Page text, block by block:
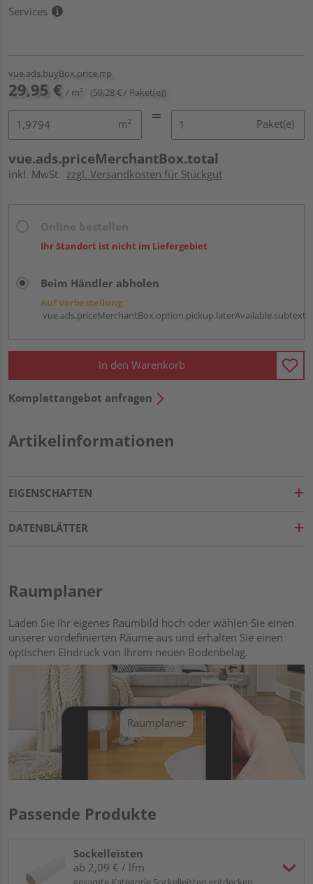
Services
vue.ads.buyBox.price.rrp
29,95 € / m² (59,28 € / Paket(e))
m² Paket(e)
vue.ads.priceMerchantBox.total
inkl. MwSt. zzgl. Versandkosten für Stückgut
Ihr Standort ist nicht im Liefergebiet
Beim Händler abholen
Auf Vorbestellung:
vue.ads.priceMerchantBox.option.pickup.laterAvailable.subtext
In den Warenkorb
Komplettangebot anfragen
Artikelinformationen
EIGENSCHAFTEN
DATENBLÄTTER
Raumplaner
Laden Sie Ihr eigenes Raumbild hoch oder wählen Sie einen
unserer vordefinierten Räume aus und erhalten Sie einen
optischen Eindruck von Ihrem neuen Bodenbelag.
Raumplaner
Passende Produkte
Sockelleisten
ab 2,09 € / lfm